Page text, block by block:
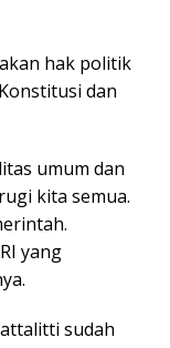
hak politik
dan
umum dan
kita semua.
yang
sudah